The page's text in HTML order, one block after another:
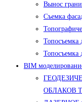
Вынос
Съемка
Топосъемка
Топосъемка
BIM
ОБЛАКОВ